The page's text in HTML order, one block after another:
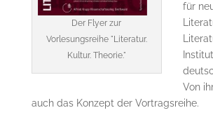
Der Flyer zur
Vorlesungsreihe "Literatur.
Kultur. Theorie."
für
Von
auch das Konzept der Vortragsreihe.